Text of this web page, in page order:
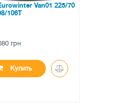
Van01 225/70
106T
грн
Купить